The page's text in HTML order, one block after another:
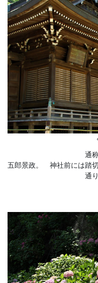
通称「権五郎神
五郎景政。 神社前には踏
通ります